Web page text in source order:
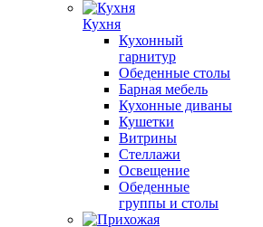
Кухня
Кухонный
гарнитур
Обеденные столы
Барная мебель
Кухонные диваны
Кушетки
Витрины
Стеллажи
Освещение
Обеденные
группы и столы